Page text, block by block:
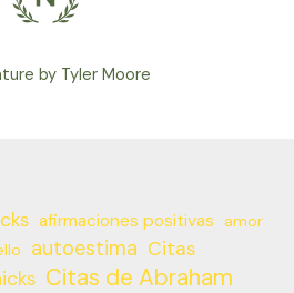
by Tyler Moore
afirmaciones positivas
amor
autoestima Citas
Citas de Abraham